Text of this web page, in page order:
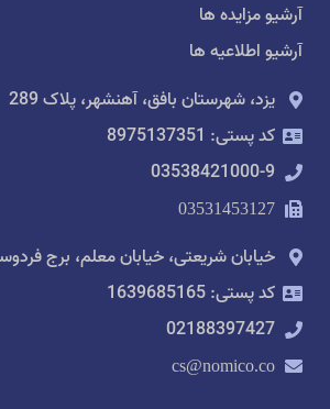
آرشیو مزایده ها
آرشیو اطلاعیه ها
یزد، شهرستان بافق، آهنشهر، پلاک 289
کد پستی: 8975137351
03538421000-9
03531453127
خیابان شریعتی، خیابان معلم، برج
کد پستی: 1639685165
02188397427
cs@nomico.co